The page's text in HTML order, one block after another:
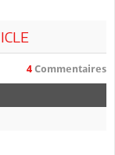
4 Commentaires